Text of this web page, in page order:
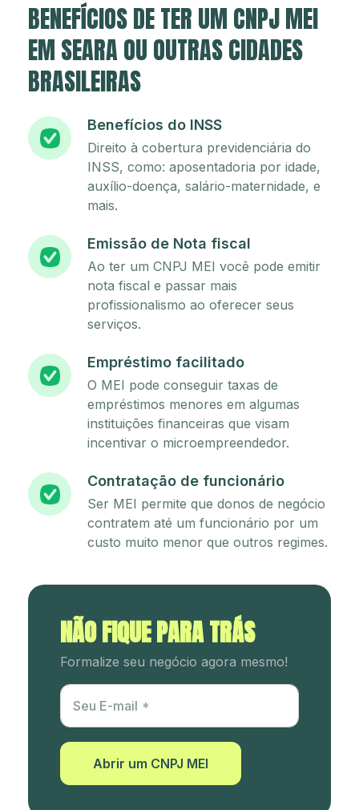
BENEFÍCIOS DE TER UM CNPJ MEI
EM SEARA OU OUTRAS CIDADES
BRASILEIRAS
Benefícios do INSS
Direito à cobertura previdenciária do
INSS, como: aposentadoria por idade,
auxílio-doença, salário-maternidade, e
mais.
Emissão de Nota fiscal
Ao ter um CNPJ MEI você pode emitir
nota fiscal e passar mais
profissionalismo ao oferecer seus
serviços.
Empréstimo facilitado
O MEI pode conseguir taxas de
empréstimos menores em algumas
instituições financeiras que visam
incentivar o microempreendedor.
Contratação de funcionário
Ser MEI permite que donos de negócio
contratem até um funcionário por um
custo muito menor que outros regimes.
NÃO FIQUE PARA TRÁS
Formalize seu negócio agora mesmo!
Utm Content
Seu E-mail
Abrir um CNPJ MEI